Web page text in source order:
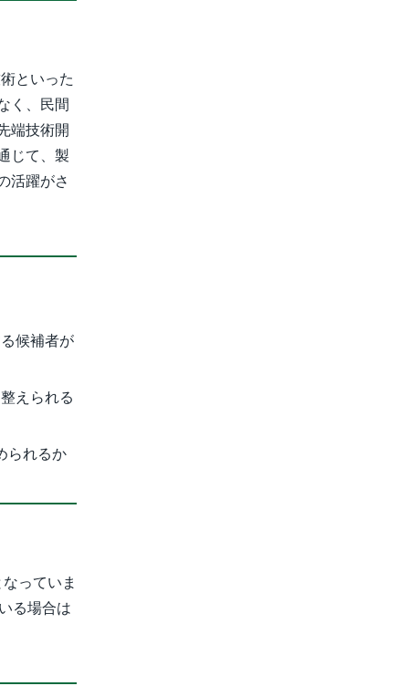
といった
く、民間
端技術開
じて、製
活躍がさ
候補者が
えられる
られるか
っていま
る場合は